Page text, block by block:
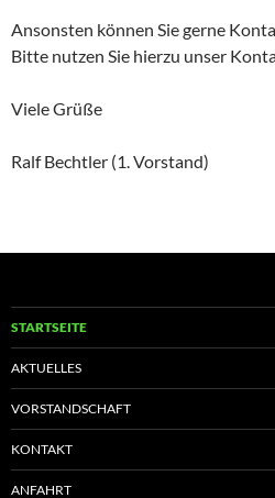
Ansonsten können Sie gerne
Bitte nutzen Sie hierzu unser
Viele Grüße
Ralf Bechtler (1. Vorstand)
STARTSEITE
AKTUELLES
VORSTANDSCHAFT
KONTAKT
ANFAHRT